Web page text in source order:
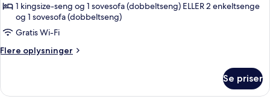
suite1 kingsize-seng og 1 sovesofa (dobbeltseng) ELLER 2 enkeltsenge
og 1 sovesofa (dobbeltseng)
Gratis Wi-Fi
Flere oplysninger
Flere
suite
Se priser